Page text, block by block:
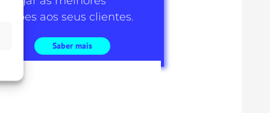
aos seus clientes.
Saber mais